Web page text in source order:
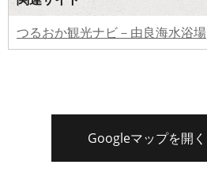
つるおか観光ナビ－由良海水浴場
Googleマップを開く